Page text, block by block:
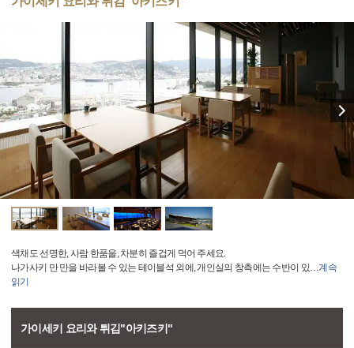
색채도 선명한, 사람 한품을, 차분히 즐겁게 먹어 주세요.
나가사키 만 만을 바라볼 수 있는 테이블석 외에, 개인실의 창측에는 수반이 있…계속
읽기
가이세키 요리와 튀김"아키즈키"